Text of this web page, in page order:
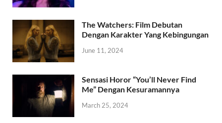
The Watchers: Film Debutan
Dengan Karakter Yang Kebingungan
June 11, 2024
Sensasi Horor “You’ll Never Find
Me” Dengan Kesuramannya
March 25, 2024